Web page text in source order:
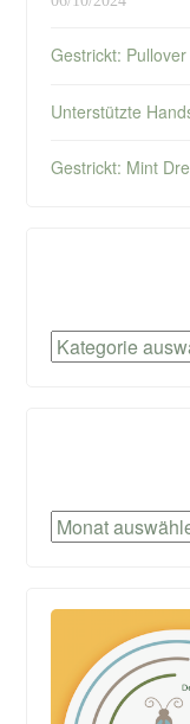
Gestrickt:
Unterstützte
Gestrickt: Mint
Kategorien
Archiv